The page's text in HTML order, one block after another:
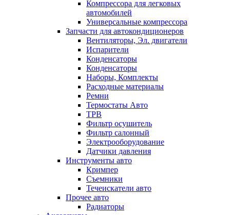
Компрессора для легковых
автомобилей
Универсальные компрессора
Запчасти для автокондиционеров
Вентиляторы, Эл. двигатели
Испарители
Конденсаторы
Конденсаторы
Наборы, Комплекты
Расходные материалы
Ремни
Термостаты Авто
ТРВ
Фильтр осушитель
Фильтр салонный
Электрооборудование
Датчики давления
Инструменты авто
Кримпер
Съемники
Течеискатели авто
Прочее авто
Радиаторы